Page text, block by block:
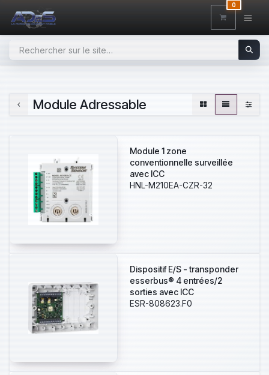
0
Module Adressable
Module 1 zone
conventionnelle surveillée
avec ICC
HNL-M210EA-CZR-32
Dispositif E/S - transponder
esserbus® 4 entrées/2
sorties avec ICC
ESR-808623.F0